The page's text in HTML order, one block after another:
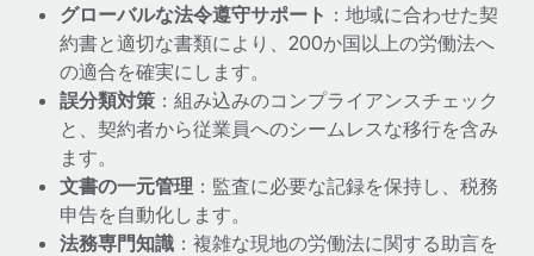
法人設立
法令順守した法人をスピーディに設立
移住・転勤
従業員の異動をスムーズに
福利厚生
従業員の福利厚生を簡単に管理
AIのパイオニアであるWeaviateは、Remoteを使
い、どのようにしてワークフォースを120%に増やした
のか
Weaviateの概要...
詳細を見る
契約社員管理
税務
ブログを読む
ブログ
グローバルな法令遵守サポート ：地域に合わせた契
約書と適切な書類により、200か国以上の労働法へ
の適合を確実にします。
誤分類対策 ：組み込みのコンプライアンスチェック
と、契約者から従業員へのシームレスな移行を含み
ます。
文書の一元管理 ：監査に必要な記録を保持し、税務
申告を自動化します。
法務専門知識 ：複雑な現地の労働法に関する助言を